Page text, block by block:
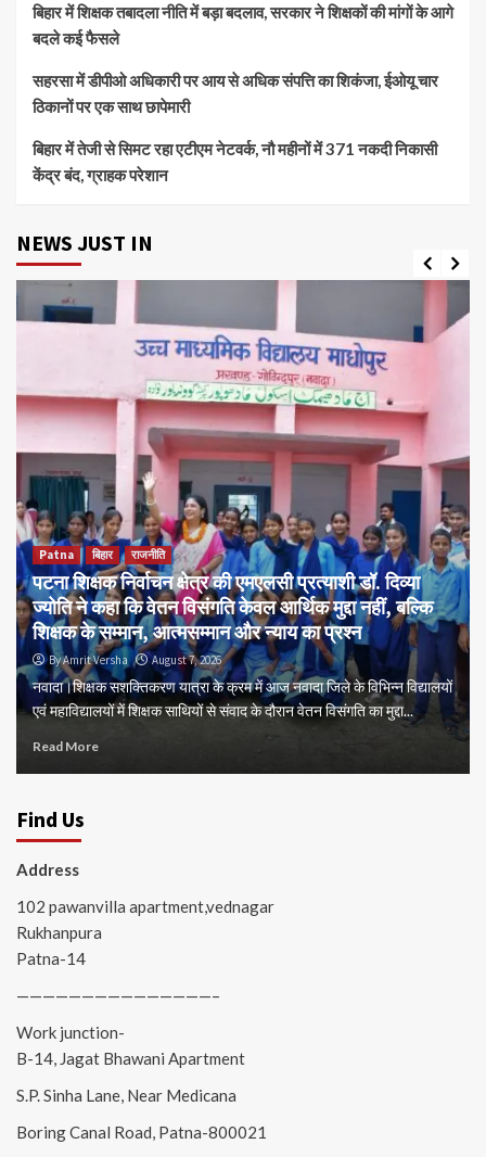
बिहार में शिक्षक तबादला नीति में बड़ा बदलाव, सरकार ने शिक्षकों की मांगों के आगे
बदले कई फैसले
सहरसा में डीपीओ अधिकारी पर आय से अधिक संपत्ति का शिकंजा, ईओयू चार
ठिकानों पर एक साथ छापेमारी
बिहार में तेजी से सिमट रहा एटीएम नेटवर्क, नौ महीनों में 371 नकदी निकासी
केंद्र बंद, ग्राहक परेशान
NEWS JUST IN
Patna बिहार राजनीति
पटना शिक्षक निर्वाचन क्षेत्र की एमएलसी प्रत्याशी डॉ. दिव्या
ज्योति ने कहा कि वेतन विसंगति केवल आर्थिक मुद्दा नहीं, बल्कि
शिक्षक के सम्मान, आत्मसम्मान और न्याय का प्रश्न
By Amrit Versha August 7, 2026
नवादा।शिक्षक सशक्तिकरण यात्रा के क्रम में आज नवादा जिले के विभिन्न विद्यालयों
एवं महाविद्यालयों में शिक्षक साथियों से संवाद के दौरान वेतन विसंगति का मुद्दा...
Read More
Find Us
Address
102 pawanvilla apartment,vednagar
Rukhanpura
Patna-14
———————————————–
Work junction-
B-14, Jagat Bhawani Apartment
S.P. Sinha Lane, Near Medicana
Boring Canal Road, Patna-800021